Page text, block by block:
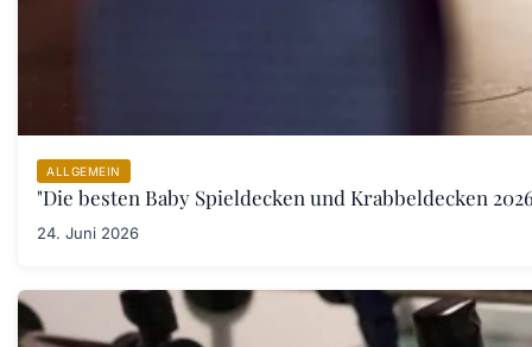
ALLGEMEIN
"Die besten Baby Spieldecken und Krabbeldecken
24. Juni 2026